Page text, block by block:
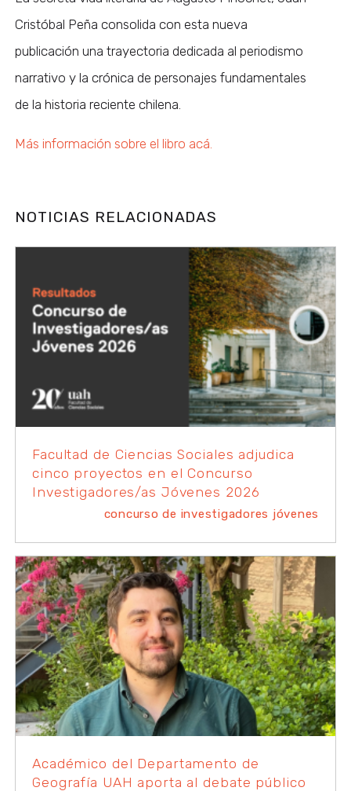
Cristóbal Peña consolida con esta nueva
publicación una trayectoria dedicada al periodismo
narrativo y la crónica de personajes fundamentales
de la historia reciente chilena.
Más información sobre el libro acá.
NOTICIAS RELACIONADAS
Facultad de Ciencias Sociales adjudica
cinco proyectos en el Concurso
Investigadores/as Jóvenes 2026
concurso de investigadores jóvenes
Académico del Departamento de
Geografía UAH aporta al debate público